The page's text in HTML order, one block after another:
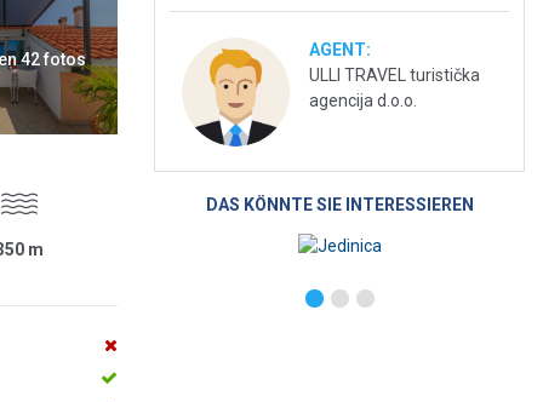
42 fotos
m
AGENT:
ULLI TRAVEL turistička
agencija d.o.o.
DAS KÖNNTE SIE INTERESSIEREN